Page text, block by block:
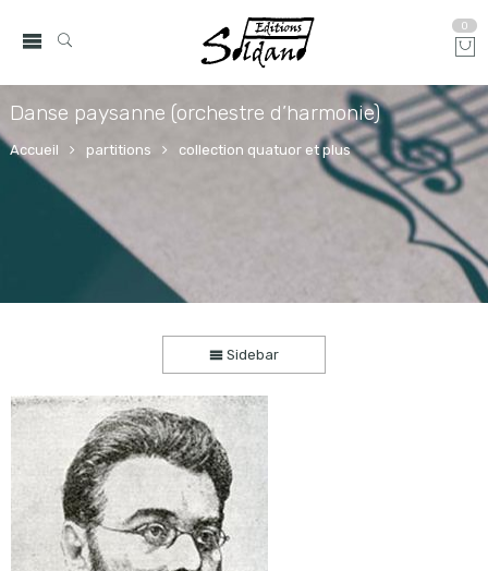
0
Danse paysanne (orchestre d’harmonie)
Accueil partitions collection quatuor et plus
Sidebar